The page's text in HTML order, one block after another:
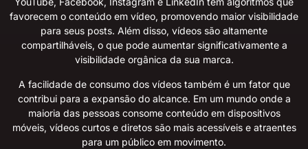
favorecem o conteúdo em vídeo, promovendo maior visibilidade
para seus posts. Além disso, vídeos são altamente
compartilháveis, o que pode aumentar significativamente a
visibilidade orgânica da sua marca.
A facilidade de consumo dos vídeos também é um fator que
contribui para a expansão do alcance. Em um mundo onde a
maioria das pessoas consome conteúdo em dispositivos
móveis, vídeos curtos e diretos são mais acessíveis e atraentes
para um público em movimento.